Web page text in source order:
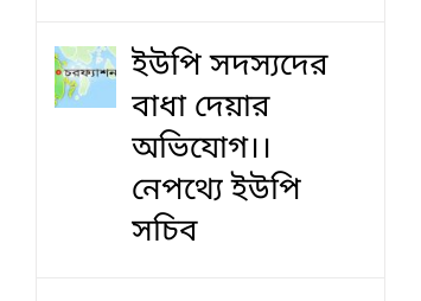
ইউপি সদস্যদের
বাধা দেয়ার
অভিযোগ।।
নেপথ্যে ইউপি
সচিব